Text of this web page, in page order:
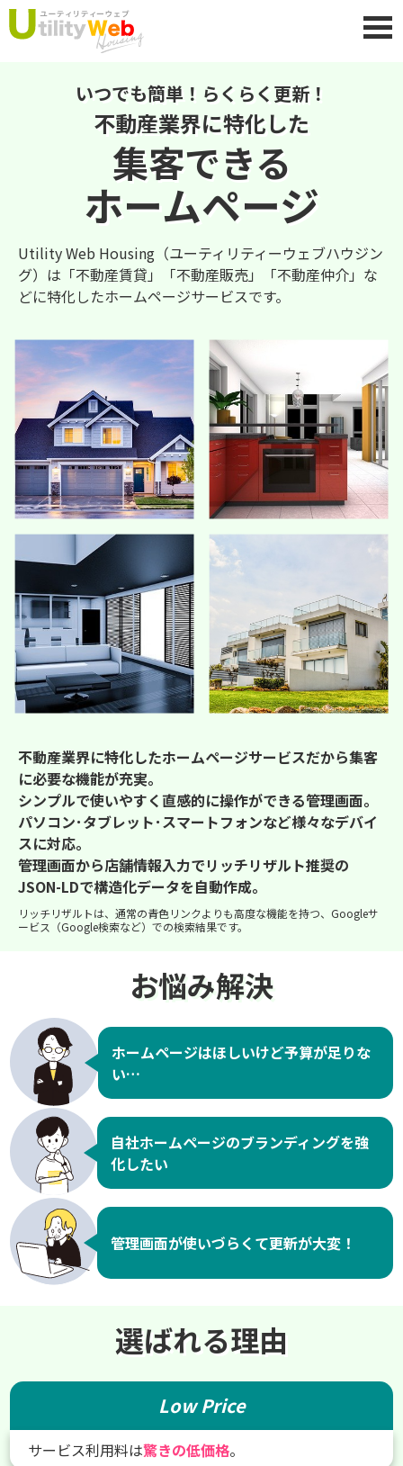
いつでも簡単！らくらく更新！
不動産業界に特化した
集客できる
ホームページ
Utility Web Housing（ユーティリティーウェブハウジン
グ）は「不動産賃貸」「不動産販売」「不動産仲介」な
どに特化したホームページサービスです。
不動産業界に特化したホームページサービスだから集客
に必要な機能が充実。
シンプルで使いやすく直感的に操作ができる管理画面。
パソコン･タブレット･スマートフォンなど様々なデバイ
スに対応。
管理画面から店舗情報入力でリッチリザルト推奨の
JSON-LDで構造化データを自動作成。
リッチリザルトは、通常の青色リンクよりも高度な機能を持つ、Googleサ
ービス（Google検索など）での検索結果です。
お悩み解決
ホームページはほしいけど予算が足りな
い…
自社ホームページのブランディングを強
化したい
管理画面が使いづらくて更新が大変！
選ばれる理由
Low Price
サービス利用料は驚きの低価格。